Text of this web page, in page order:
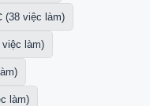
(38 việc làm)
việc làm)
làm)